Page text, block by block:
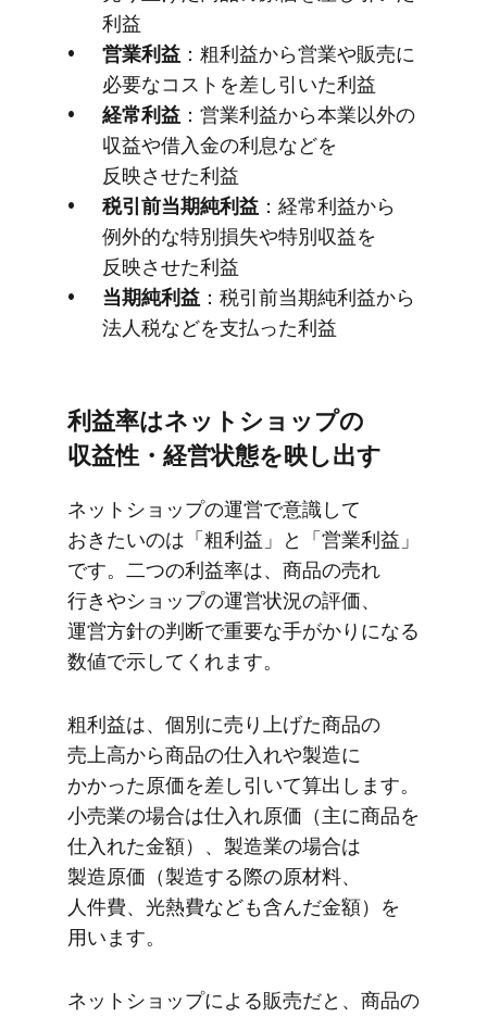
利益
営業利益：粗利益から​営業や​販売に​
必要な​コストを​差し引いた​利益
経常利益：営業利益から​本業以外の​
収益や​借入金の​利息などを​
反映させた​利益
税引前当期純利益：経常利益から​
例外的な​特別損失や​特別収益を​
反映させた​利益
当期純利益：税引前当期純利益から​
法人税などを​支払った​利益
利益率は​ネットショップの​
収益性・経営状態を​映し出す
ネットショップの​運営で​意識して​
おきたいのは​「粗利益」と​「営業利益」
です。​二つの​利益率は、​商品の​売れ​
行きや​ショップの​運営状況の​評価、​
運営方​針の​判断で​重要な​手が​かりに​なる​
数値で​示してくれます。
粗利益は、​個別に​売り上げた​商品の​
売上高から​商品の​仕入れや​製造に​
かかった​原価を​差し引いて​算出します。​
小売業の​場合は​仕入れ原価​（主に​商品を​
仕入れた​金額）、​製造業の​場合は​
製造原価​（製造する​際の​原材料、​
人件費、​光熱費なども​含んだ​金額）を​
用います。
ネットショップに​よる​販売だと、​商品の​